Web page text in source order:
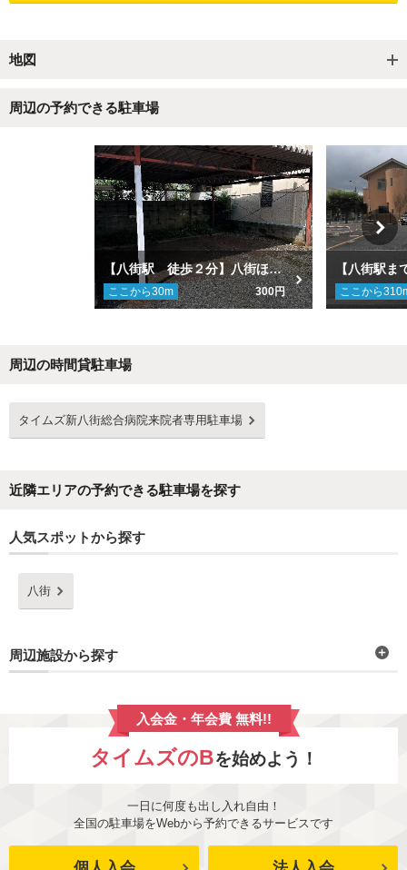
地図
周辺の予約できる駐車場
【八街駅 徒歩２分】八街ほ230駐車場
ここから30m 300円 ここから310
周辺の時間貸駐車場
タイムズ新八街総合病院来院者専用駐車場
近隣エリアの予約できる駐車場を探す
人気スポットから探す
八街
周辺施設から探す
入会金・年会費 無料!!
タイムズのBを始めよう！
一日に何度も出し入れ自由！
全国の駐車場をWebから予約できるサービスです